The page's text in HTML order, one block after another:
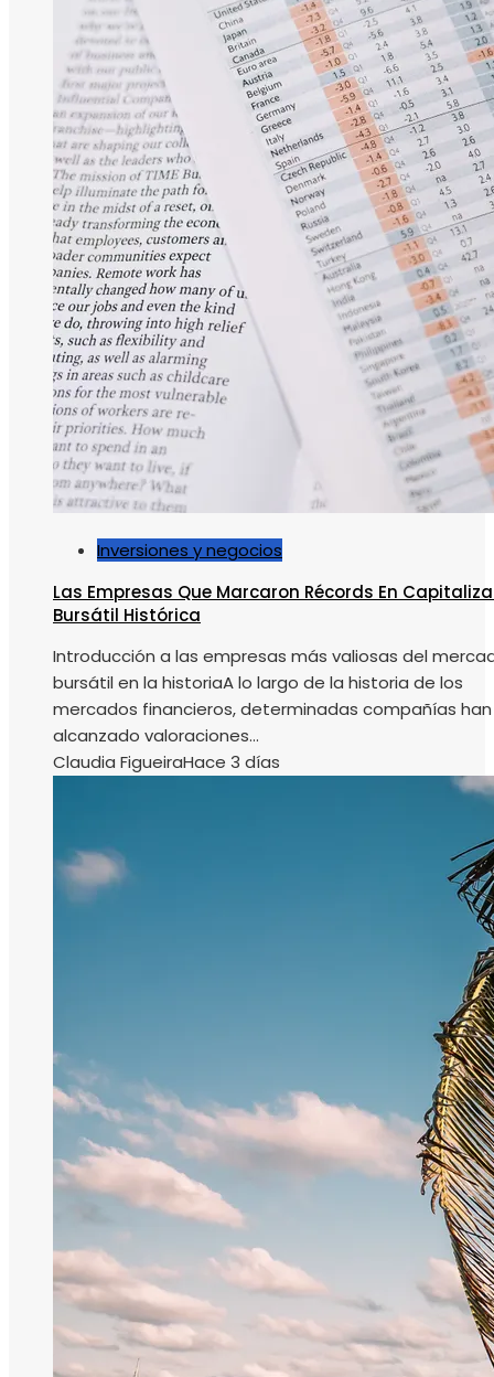
Inversiones y negocios
Las Empresas Que Marcaron Récords En
Bursátil Histórica
Introducción a las empresas más valiosas del
bursátil en la historiaA lo largo de la historia de los
mercados financieros, determinadas compañías han
alcanzado valoraciones...
Claudia FigueiraHace 3 días